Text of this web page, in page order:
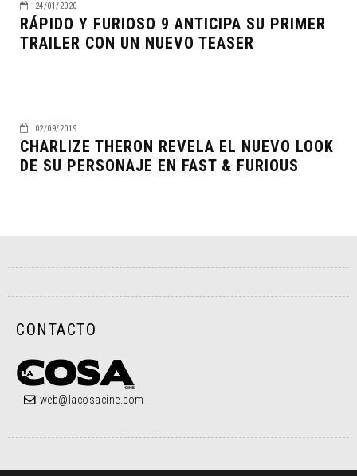
24/01/2020
RÁPIDO Y FURIOSO 9 ANTICIPA SU PRIMER
TRAILER CON UN NUEVO TEASER
02/09/2019
CHARLIZE THERON REVELA EL NUEVO LOOK
DE SU PERSONAJE EN FAST & FURIOUS
CONTACTO
web@lacosacine.com